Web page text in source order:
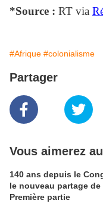
*Source : RT via
#Afrique #colonialisme
Partager
Vous aimerez
140 ans depuis le
le nouveau partage
Première partie